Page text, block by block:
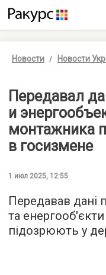
Новости Новости
Передавал
и
монтажника
в госизмене
1 июл 2025, 12:55
Передавав дані
та
підозрюють у